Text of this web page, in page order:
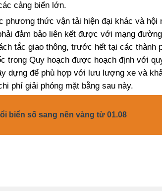
cảng biển lớn.
phương thức vận tải hiện đại khác và
đảm bảo liên kết được với mạng
tắc giao thông, trước hết tại các thành
trong Quy hoạch được hoạch định với
dựng để phù hợp với lưu lượng xe và
phí giải phóng mặt bằng sau này.
biển số sang nền vàng từ 01.08